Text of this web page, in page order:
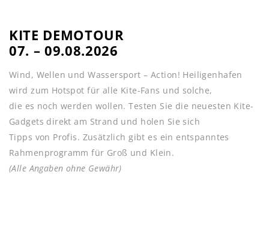
KITE DEMOTOUR
07. – 09.08.2026
Wind, Wellen und Wassersport – ­Action! Heiligenhafen
wird zum Hotspot für alle Kite-­Fans und solche,
die es noch werden wollen. Testen Sie die neuesten Kite-
Gadgets direkt am Strand und holen Sie sich
Tipps von Profis. Zusätzlich gibt es ein entspanntes
Rahmenprogramm für Groß und Klein.
(Alle Angaben ohne Gewähr)